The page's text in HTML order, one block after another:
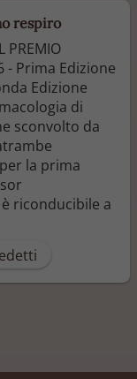
respiro
PREMIO
- Prima Edizione
Edizione
di
sconvolto da
la prima
riconducibile a